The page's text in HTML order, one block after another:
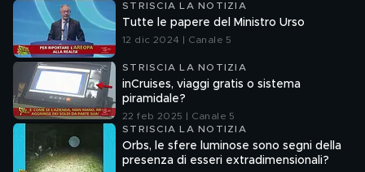
STRISCIA LA NOTIZIA
Tutte le papere del Ministro Urso
12 dic 2024 | Canale 5
STRISCIA LA NOTIZIA
inCruises, viaggi gratis o sistema
piramidale?
22 feb 2025 | Canale 5
STRISCIA LA NOTIZIA
Orbs, le sfere luminose sono segni della
presenza di esseri extradimensionali?